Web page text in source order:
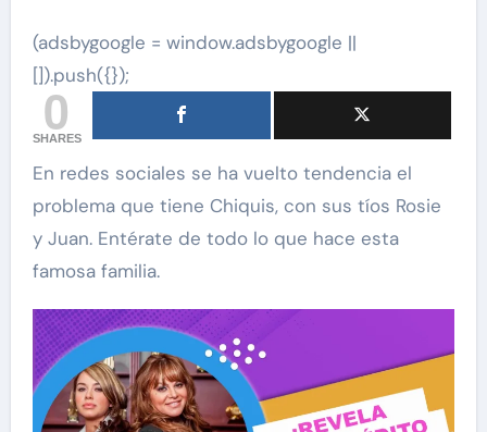
(adsbygoogle = window.adsbygoogle ||
[]).push({});
0
SHARES
En redes sociales se ha vuelto tendencia el
problema que tiene Chiquis, con sus tíos Rosie
y Juan. Entérate de todo lo que hace esta
famosa familia.